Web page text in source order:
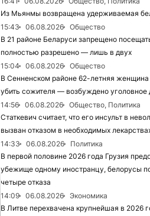
Из Мьянмы возвращена удерживаемая
15:43
06.08.2026
Общество
В 21 районе Беларуси запрещено
полностью разрешено — лишь в двух
15:04
06.08.2026
Общество
В Сенненском районе 62-летняя
убить сожителя — возбуждено уголовное
14:56
06.08.2026
Общество, Политика
Статкевич считает, что его инсульт в
вызван отказом в необходимых
14:33
06.08.2026
Политика
В первой половине 2026 года Грузия
убежище одному иностранцу, белорусы
четыре отказа
14:09
06.08.2026
Экономика
В Литве перехвачена крупнейшая в 2026